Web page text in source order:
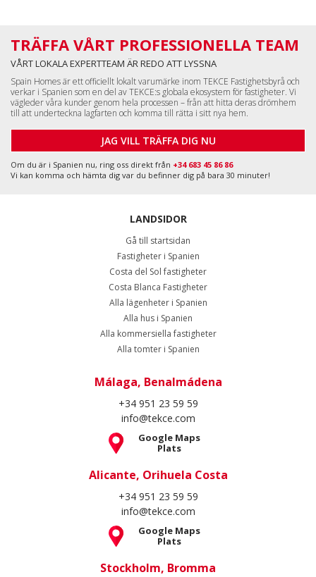
TRÄFFA VÅRT PROFESSIONELLA TEAM
VÅRT LOKALA EXPERTTEAM ÄR REDO ATT LYSSNA
Spain Homes är ett officiellt lokalt varumärke inom TEKCE Fastighetsbyrå och
verkar i Spanien som en del av TEKCE:s globala ekosystem för fastigheter. Vi
vägleder våra kunder genom hela processen – från att hitta deras drömhem
till att underteckna lagfarten och komma till rätta i sitt nya hem.
JAG VILL TRÄFFA DIG NU
Om du är i Spanien nu, ring oss direkt från +34 683 45 86 86
Vi kan komma och hämta dig var du befinner dig på bara 30 minuter!
LANDSIDOR
Gå till startsidan
Fastigheter i Spanien
Costa del Sol fastigheter
Costa Blanca Fastigheter
Alla lägenheter i Spanien
Alla hus i Spanien
Alla kommersiella fastigheter
Alla tomter i Spanien
Málaga, Benalmádena
+34 951 23 59 59
info@tekce.com
Google Maps
Plats
Alicante, Orihuela Costa
+34 951 23 59 59
info@tekce.com
Google Maps
Plats
Stockholm, Bromma